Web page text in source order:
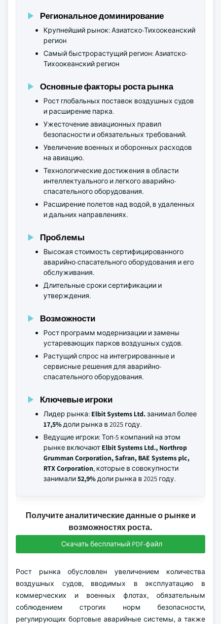
Региональное доминирование
Крупнейший рынок: Азиатско-Тихоокеанский
регион
Самый быстрорастущий регион: Азиатско-
Тихоокеанский регион
Основные факторы роста рынка
Рост глобальных поставок воздушных судов
и расширение парка.
Ужесточение авиационных правил
безопасности и обязательных требований.
Увеличение военных и оборонных расходов
на авиацию.
Технологические достижения в области
интеллектуального и легкого аварийно-
спасательного оборудования.
Расширение полетов над водой, в удаленных
и дальних направлениях.
Проблемы
Высокая стоимость сертифицированного
аварийно-спасательного оборудования и его
обслуживания.
Длительные сроки сертификации и
утверждения.
Возможности
Рост программ модернизации и замены
устаревающих парков воздушных судов.
Растущий спрос на интегрированные и
сервисные решения для аварийно-
спасательного оборудования.
Ключевые игроки
Лидер рынка: Elbit Systems Ltd.занимал более
17,5%доли рынка в 2025 году.
Ведущие игроки: Топ-5 компаний на этом
рынке включают Elbit Systems Ltd., Northrop
Grumman Corporation, Safran, BAE Systems plc,
RTX Corporation, которые в совокупности
занимали52,9%доли рынка в 2025 году.
Получите аналитические данные о рынке и
возможностях роста.
Скачать бесплатный PDF-файл
Рост рынка обусловлен увеличением количества
воздушных судов, вводимых в эксплуатацию в
коммерческих и военных флотах, обязательным
соблюдением строгих норм безопасности,
регулирующих бортовые аварийные системы, а также